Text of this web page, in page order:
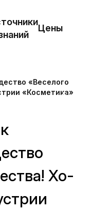
Цены
«Веселого
«Косметика»
Хо-